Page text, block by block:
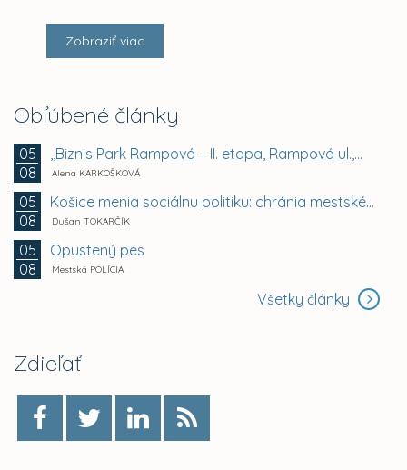
Zobraziť viac
Obľúbené články
05
08
,,Biznis Park Rampová – II. etapa, Rampová ul.,...
Alena KARKOŠKOVÁ
05
08
Košice menia sociálnu politiku: chránia mestské byty...
Dušan TOKARČÍK
05
08
Opustený pes
Mestská POLÍCIA
Všetky články
Zdieľať